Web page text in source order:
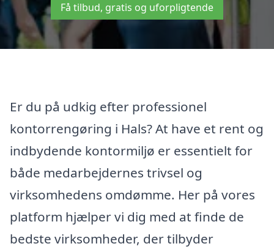
Få tilbud, gratis og uforpligtende
Er du på udkig efter professionel
kontorrengøring i Hals? At have et rent og
indbydende kontormiljø er essentielt for
både medarbejdernes trivsel og
virksomhedens omdømme. Her på vores
platform hjælper vi dig med at finde de
bedste virksomheder, der tilbyder